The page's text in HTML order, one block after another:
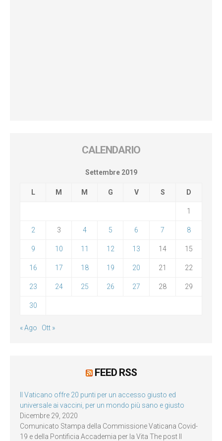
CALENDARIO
Settembre 2019
L M M G V S D
1
2 3 4 5 6 7 8
9 10 11 12 13 14 15
16 17 18 19 20 21 22
23 24 25 26 27 28 29
30
« Ago Ott »
FEED RSS
Il Vaticano offre 20 punti per un accesso giusto ed
universale ai vaccini, per un mondo più sano e giusto
Dicembre 29, 2020
Comunicato Stampa della Commissione Vaticana Covid-
19 e della Pontificia Accademia per la Vita The post Il